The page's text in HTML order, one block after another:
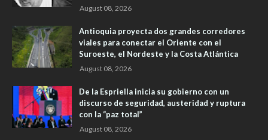
August 08, 2026
Antioquia proyecta dos grandes corredores
viales para conectar el Oriente con el
Suroeste, el Nordeste y la Costa Atlántica
August 08, 2026
De la Espriella inicia su gobierno con un
discurso de seguridad, austeridad y ruptura
con la “paz total”
August 08, 2026